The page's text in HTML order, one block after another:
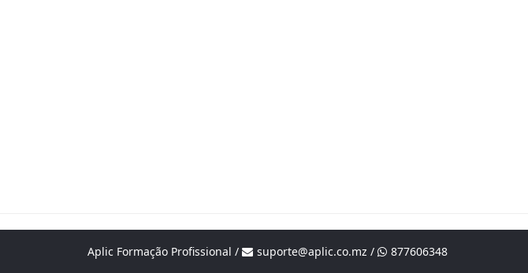
Aplic Formação Profissional / suporte@aplic.co.mz / 877606348